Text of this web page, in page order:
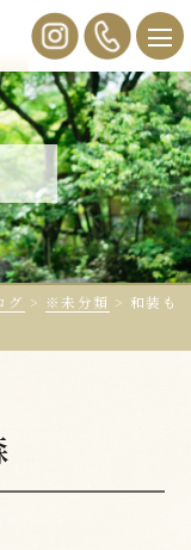
グ > ※未分類 > 和装も